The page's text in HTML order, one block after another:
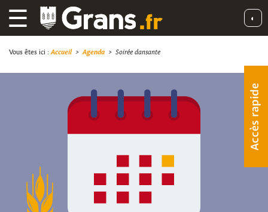
☰ ◐
Accès rapide
Vous êtes ici : Accueil> Agenda > Soirée dansante